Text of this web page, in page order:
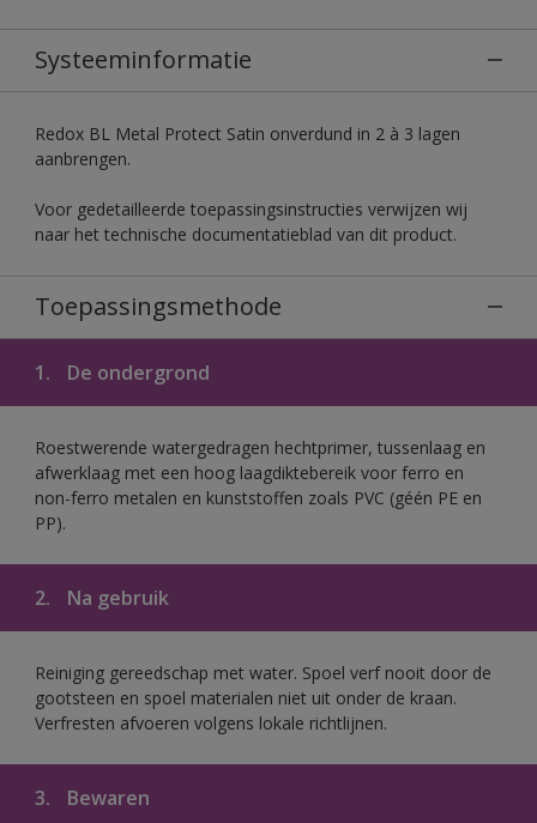
Systeeminformatie
Redox BL Metal Protect Satin onverdund in 2 à 3 lagen
aanbrengen.
Voor gedetailleerde toepassingsinstructies verwijzen wij
naar het technische documentatieblad van dit product.
Toepassingsmethode
1. De ondergrond
Roestwerende watergedragen hechtprimer, tussenlaag en
afwerklaag met een hoog laagdiktebereik voor ferro en
non-ferro metalen en kunststoffen zoals PVC (géén PE en
PP).
2. Na gebruik
Reiniging gereedschap met water. Spoel verf nooit door de
gootsteen en spoel materialen niet uit onder de kraan.
Verfresten afvoeren volgens lokale richtlijnen.
3. Bewaren